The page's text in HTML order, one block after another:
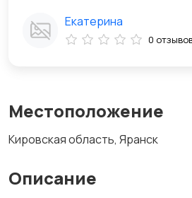
Местоположение
Кировская область, Яранск
Описание
Екатерина
0